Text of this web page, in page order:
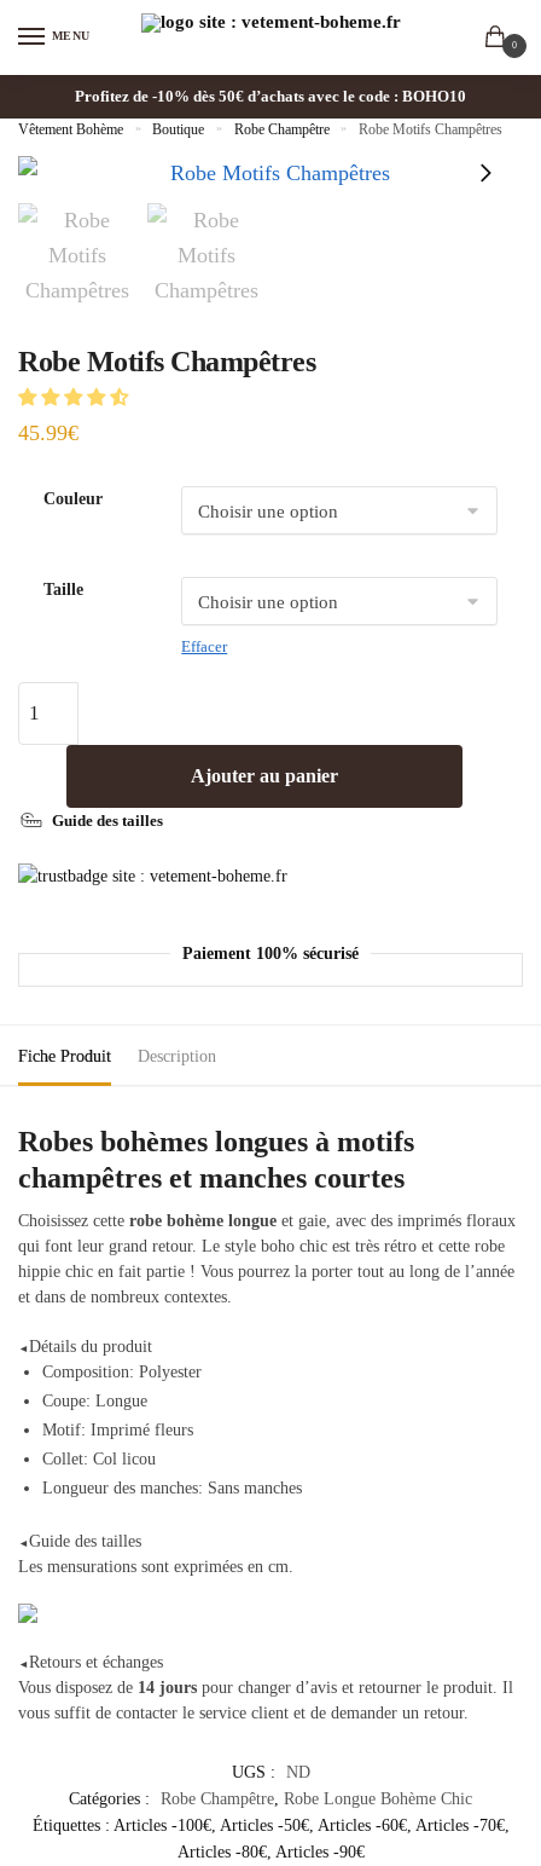
MENU
0
Profitez de -10% dès 50€ d’achats avec le code : BOHO10
Vêtement Bohème » Boutique » Robe Champêtre » Robe Motifs Champêtres
Robe Motifs Champêtres
45.99€
Couleur
Taille
Effacer
Ajouter au panier
Guide des tailles
Paiement 100% sécurisé
Fiche Produit Description
Robes bohèmes longues à motifs
champêtres et manches courtes
Choisissez cette robe bohème longue et gaie, avec des imprimés floraux
qui font leur grand retour. Le style boho chic est très rétro et cette robe
hippie chic en fait partie ! Vous pourrez la porter tout au long de l’année
et dans de nombreux contextes.
◄Détails du produit
Composition: Polyester
Coupe: Longue
Motif: Imprimé fleurs
Collet: Col licou
Longueur des manches: Sans manches
◄Guide des tailles
Les mensurations sont exprimées en cm.
◄Retours et échanges
Vous disposez de 14 jours pour changer d’avis et retourner le produit. Il
vous suffit de contacter le service client et de demander un retour.
UGS :
ND
Catégories :
Robe Champêtre Robe Longue Bohème Chic
Étiquettes : Articles -100€, Articles -50€, Articles -60€, Articles -70€,
Articles -80€, Articles -90€